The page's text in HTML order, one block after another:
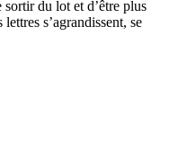
du lot et d’être plus
s’agrandissent, se